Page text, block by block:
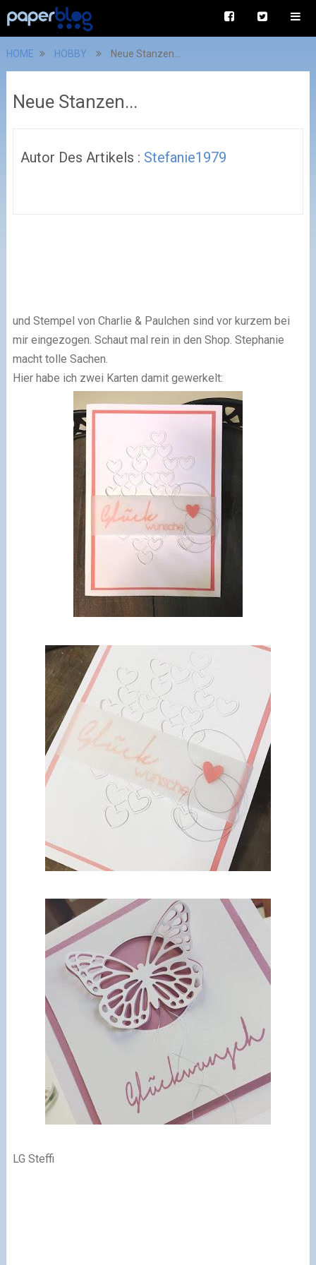
HOME HOBBY Neue Stanzen...
Neue Stanzen...
Autor Des Artikels : Stefanie1979
und Stempel von Charlie & Paulchen sind vor kurzem bei
mir eingezogen. Schaut mal rein in den Shop. Stephanie
macht tolle Sachen.
Hier habe ich zwei Karten damit gewerkelt:
LG Steffi